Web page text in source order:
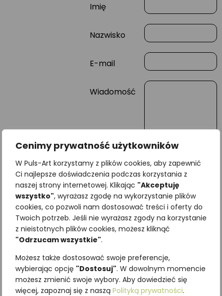
Cenimy prywatność użytkowników
W Puls-Art korzystamy z plików cookies, aby zapewnić
Ci najlepsze doświadczenia podczas korzystania z
naszej strony internetowej. Klikając "Akceptuję
wszystko", wyrażasz zgodę na wykorzystanie plików
cookies, co pozwoli nam dostosować treści i oferty do
Twoich potrzeb. Jeśli nie wyrażasz zgody na korzystanie
z nieistotnych plików cookies, możesz kliknąć
"Odrzucam wszystkie".
Możesz także dostosować swoje preferencje,
wybierając opcję "Dostosuj". W dowolnym momencie
możesz zmienić swoje wybory. Aby dowiedzieć się
więcej, zapoznaj się z naszą Polityką prywatności.
Imię
Nazwisko
E-mail
Wiadomość
Najniższa cena z ostatnich 30
dni:65,00zł
SKU:Brak danych
Kategorie:
Śpiewające
Podobne produkty